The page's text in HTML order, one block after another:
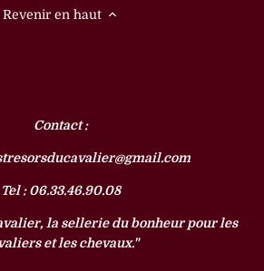
Revenir en haut
Contact :
Tel : 06.33.46.90.08
la sellerie du bonheur pour les
et les chevaux."